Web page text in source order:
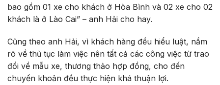
bao gồm 01 xe cho khách ở Hòa Bình và 02 xe cho 02
khách là ở Lào Cai” – anh Hải cho hay.
Cũng theo anh Hải, vì khách hàng đều hiểu luật, nắm
rõ về thủ tục làm việc nên tất cả các công việc từ trao
đổi về mẫu xe, thương thảo hợp đồng, cho đến
chuyển khoản đều thực hiện khá thuận lợi.